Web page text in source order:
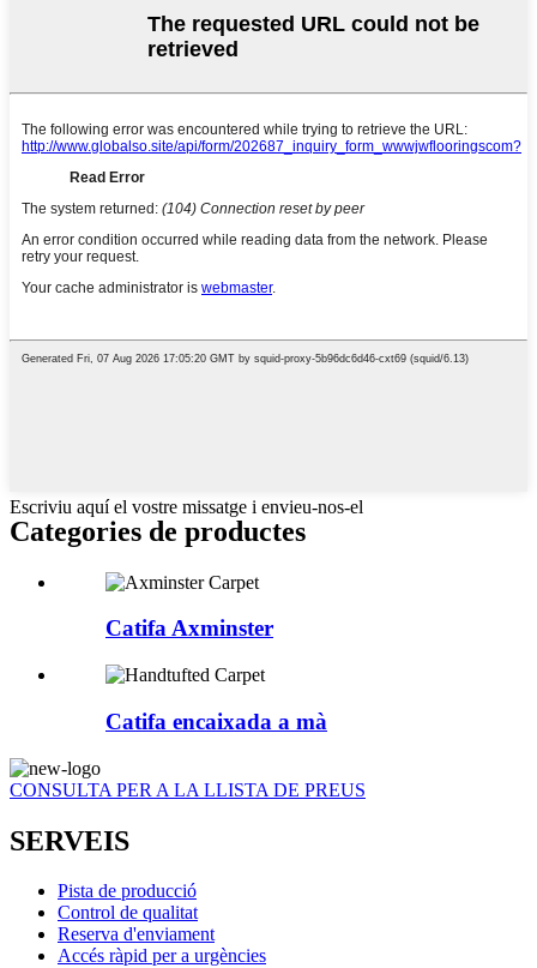
Escriviu aquí el vostre missatge i envieu-nos-el
Categories de productes
Catifa Axminster
Catifa encaixada a mà
CONSULTA PER A LA LLISTA DE PREUS
SERVEIS
Pista de producció
Control de qualitat
Reserva d'enviament
Accés ràpid per a urgències